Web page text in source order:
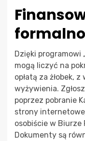
Dzięki programowi
mogą liczyć na
opłatą za żłobek,
wyżywienia.
poprzez pobranie
strony
osobiście w Biurze
Dokumenty są